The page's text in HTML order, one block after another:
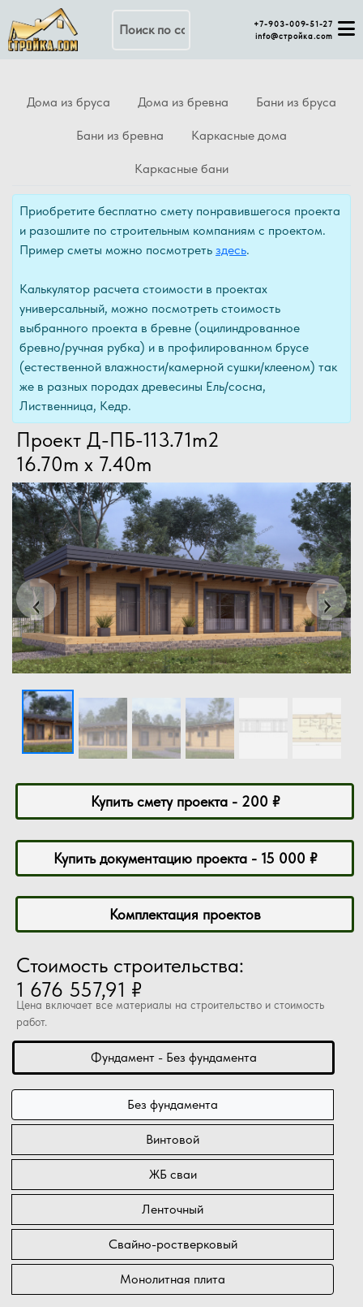
+7-903-009-51-27
info@стройка.com
Дома из бруса Дома из бревна Бани из бруса
Бани из бревна Каркасные дома
Каркасные бани
Приобретите бесплатно смету понравившегося проекта
и разошлите по строительным компаниям с проектом.
Пример сметы можно посмотреть здесь.
Калькулятор расчета стоимости в проектах
универсальный, можно посмотреть стоимость
выбранного проекта в бревне (оцилиндрованное
бревно/ручная рубка) и в профилированном брусе
(естественной влажности/камерной сушки/клееном) так
же в разных породах древесины Ель/сосна,
Лиственница, Кедр.
Проект Д-ПБ-113.71m2
16.70m x 7.40m
‹Previous ›Next
Купить смету проекта - 200 ₽
Купить документацию проекта - 15 000 ₽
Комплектация проектов
Стоимость строительства:
1 676 557,91 ₽
Цена включает все материалы на строительство и стоимость
работ.
Фундамент - Без фундамента
Без фундамента
Винтовой
ЖБ сваи
Ленточный
Свайно-ростверковый
Монолитная плита